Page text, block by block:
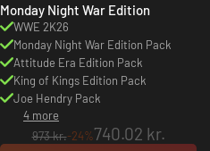
Monday Night War Edition
WWE 2K26
Monday Night War Edition Pack
Attitude Era Edition Pack
King of Kings Edition Pack
Joe Hendry Pack
4 more
973 kr.-24%740.02 kr.